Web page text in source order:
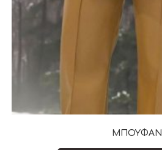
ΜΠΟΥΦΑΝ